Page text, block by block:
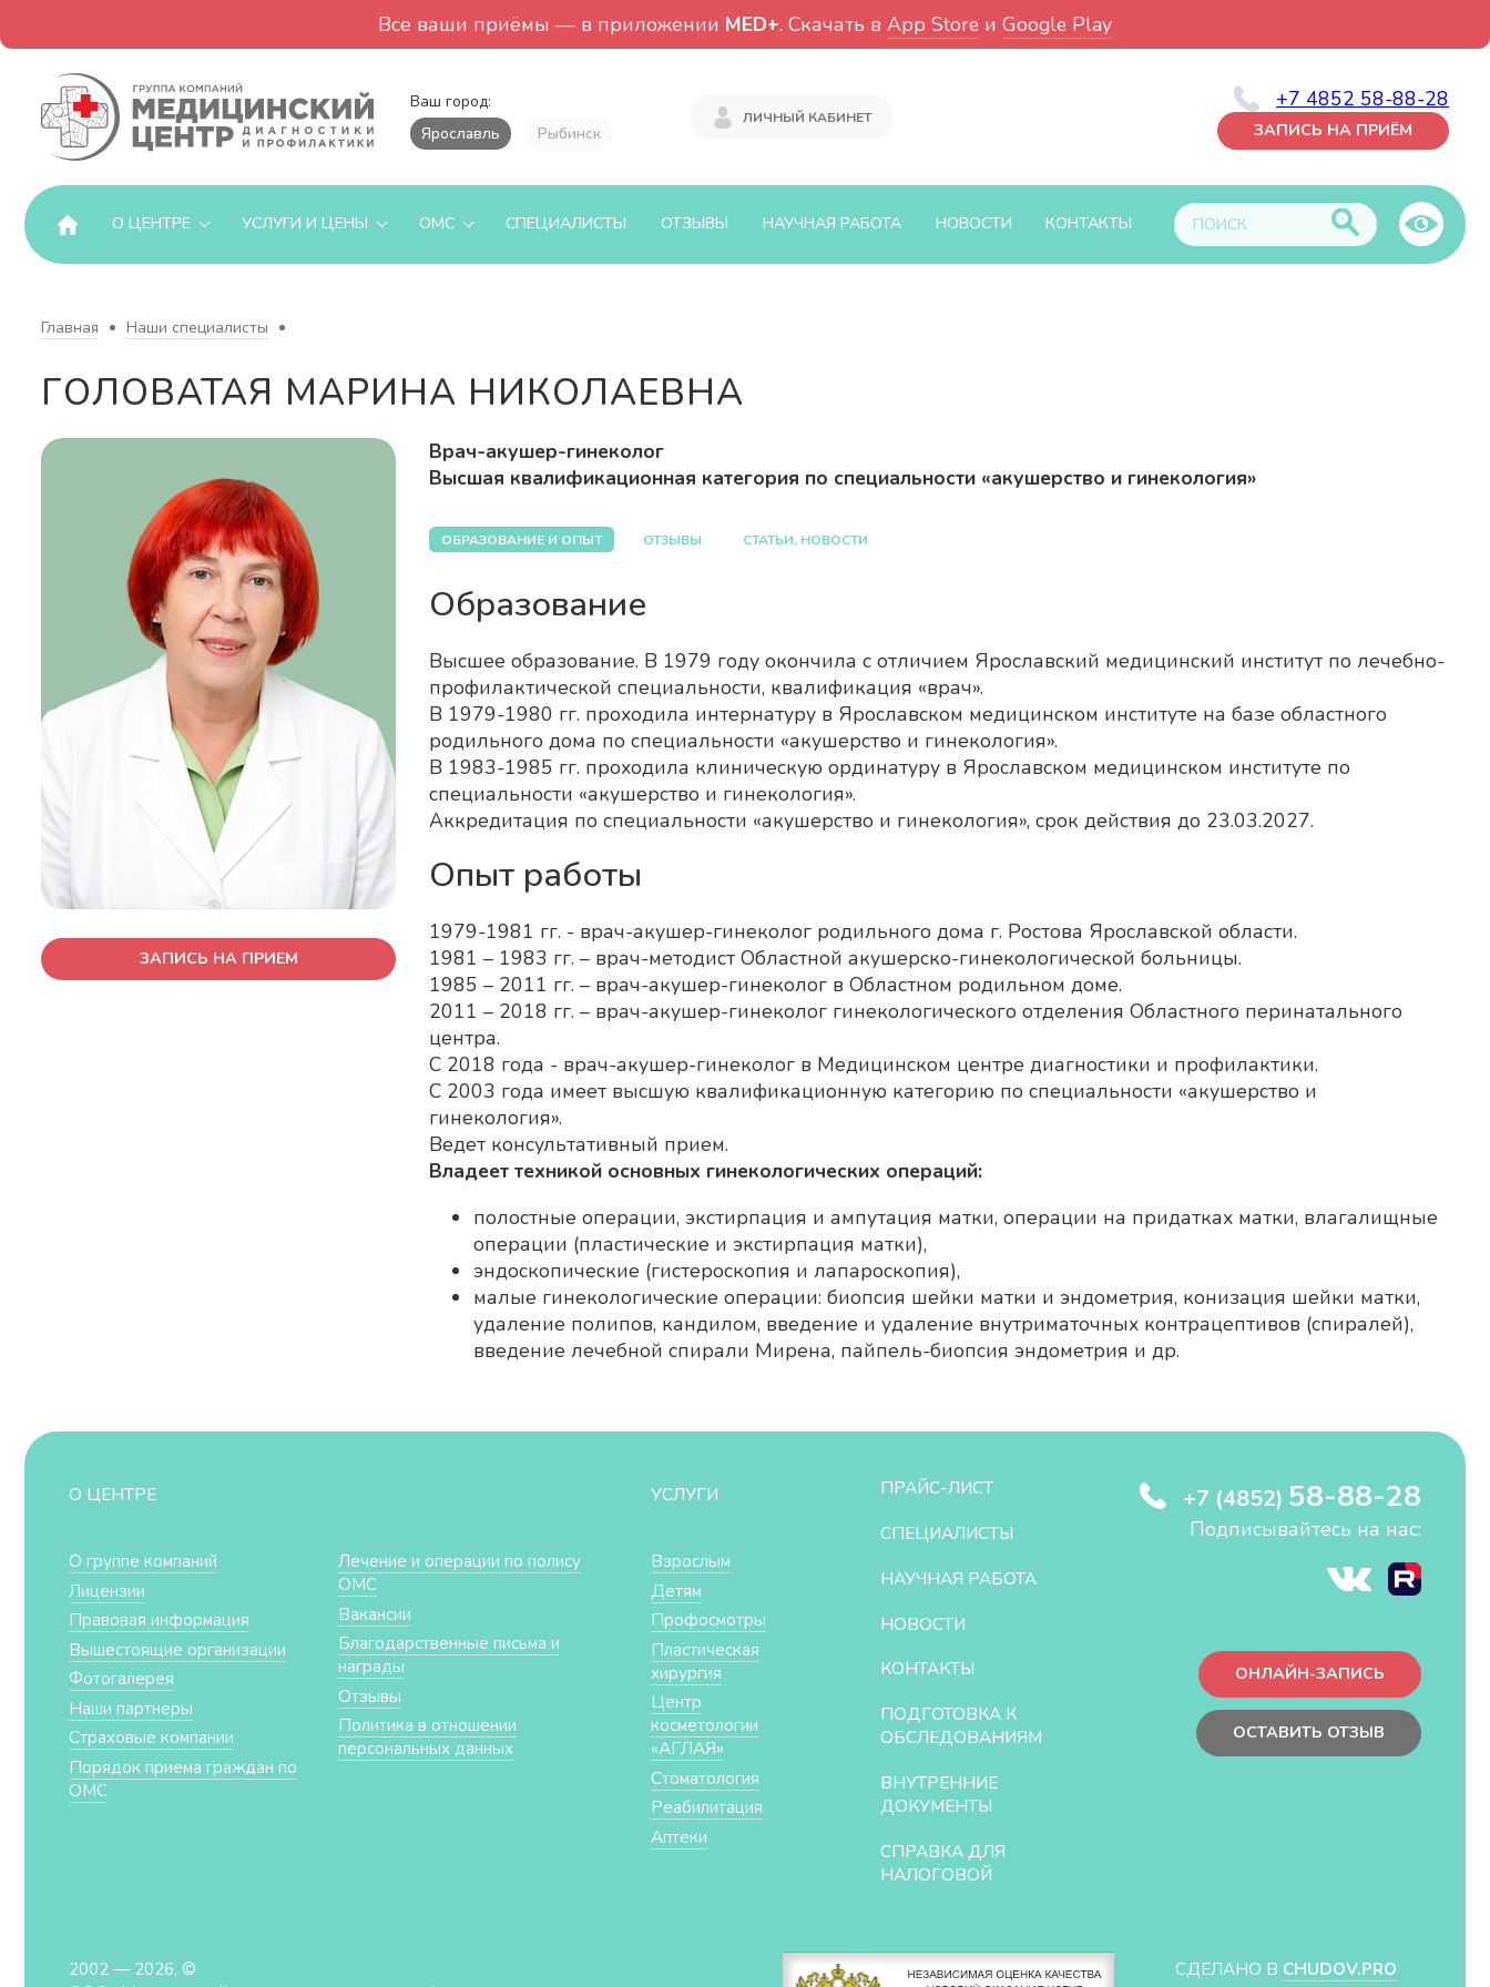
Все ваши приёмы — в приложении MED+. Скачать в App Store и Google Play
Ваш город:
Ярославль
Рыбинск
ЛИЧНЫЙ КАБИНЕТ
+7 4852 58-88-28
ЗАПИСЬ НА ПРИЁМ
О ЦЕНТРЕ УСЛУГИ И ЦЕНЫ ОМС СПЕЦИАЛИСТЫ ОТЗЫВЫ НАУЧНАЯ РАБОТА НОВОСТИ КОНТАКТЫ
Главная Наши специалисты
ГОЛОВАТАЯ МАРИНА НИКОЛАЕВНА
ЗАПИСЬ НА ПРИЕМ
Врач-акушер-гинеколог
Высшая квалификационная категория по специальности «акушерство и гинекология»
ОБРАЗОВАНИЕ И ОПЫТ ОТЗЫВЫ СТАТЬИ, НОВОСТИ
Образование
Высшее образование. В 1979 году окончила с отличием Ярославский медицинский институт по лечебно-
профилактической специальности, квалификация «врач».
В 1979-1980 гг. проходила интернатуру в Ярославском медицинском институте на базе областного
родильного дома по специальности «акушерство и гинекология».
В 1983-1985 гг. проходила клиническую ординатуру в Ярославском медицинском институте по
специальности «акушерство и гинекология».
Аккредитация по специальности «акушерство и гинекология», срок действия до 23.03.2027.
Опыт работы
1979-1981 гг. - врач-акушер-гинеколог родильного дома г. Ростова Ярославской области.
1981 – 1983 гг. – врач-методист Областной акушерско-гинекологической больницы.
1985 – 2011 гг. – врач-акушер-гинеколог в Областном родильном доме.
2011 – 2018 гг. – врач-акушер-гинеколог гинекологического отделения Областного перинатального
центра.
С 2018 года - врач-акушер-гинеколог в Медицинском центре диагностики и профилактики.
С 2003 года имеет высшую квалификационную категорию по специальности «акушерство и
гинекология».
Ведет консультативный прием.
Владеет техникой основных гинекологических операций:
полостные операции, экстирпация и ампутация матки, операции на придатках матки, влагалищные
операции (пластические и экстирпация матки),
эндоскопические (гистероскопия и лапароскопия),
малые гинекологические операции: биопсия шейки матки и эндометрия, конизация шейки матки,
удаление полипов, кандилом, введение и удаление внутриматочных контрацептивов (спиралей),
введение лечебной спирали Мирена, пайпель-биопсия эндометрия и др.
О ЦЕНТРЕ
О группе компаний
Лицензии
Правовая информация
Вышестоящие организации
Фотогалерея
Наши партнеры
Страховые компании
Порядок приема граждан по
ОМС
Лечение и операции по полису
ОМС
Вакансии
Благодарственные письма и
награды
Отзывы
Политика в отношении
персональных данных
УСЛУГИ
Взрослым
Детям
Профосмотры
Пластическая
хирургия
Центр
косметологии
«АГЛАЯ»
Стоматология
Реабилитация
Аптеки
ПРАЙС-ЛИСТ
СПЕЦИАЛИСТЫ
НАУЧНАЯ РАБОТА
НОВОСТИ
КОНТАКТЫ
ПОДГОТОВКА К
ОБСЛЕДОВАНИЯМ
ВНУТРЕННИЕ
ДОКУМЕНТЫ
СПРАВКА ДЛЯ
НАЛОГОВОЙ
+7 (4852) 58-88-28
Подписывайтесь на нас:
ОНЛАЙН-ЗАПИСЬ
ОСТАВИТЬ ОТЗЫВ
2002 — 2026, ©
СДЕЛАНО В CHUDOV.PRO